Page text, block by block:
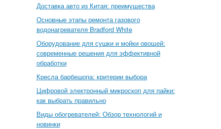
Доставка авто из Китая: преимущества
Основные этапы ремонта газового
водонагревателя Bradford White
Оборудование для сушки и мойки овощей:
современные решения для эффективной
обработки
Кресла барбешопа: критерии выбора
Цифровой электронный микроскоп для пайки:
как выбрать правильно
Виды обогревателей: Обзор технологий и
новинки